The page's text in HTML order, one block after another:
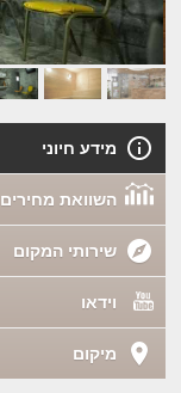
מידע חיוני
השוואת מחירים
שירותי המקום
וידאו
מיקום